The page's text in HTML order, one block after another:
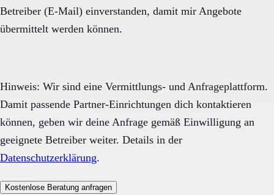
Betreiber (E-Mail) einverstanden, damit mir Angebote
übermittelt werden können.
Hinweis: Wir sind eine Vermittlungs- und Anfrageplattform.
Damit passende Partner-Einrichtungen dich kontaktieren
können, geben wir deine Anfrage gemäß Einwilligung an
geeignete Betreiber weiter. Details in der
Datenschutzerklärung.
Kostenlose Beratung anfragen